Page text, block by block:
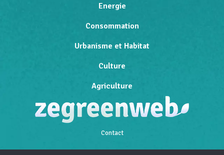
Energie
Consommation
Urbanisme et Habitat
Culture
Agriculture
Contact